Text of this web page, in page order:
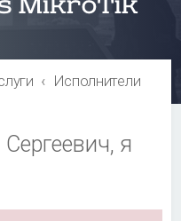
Исполнители
я